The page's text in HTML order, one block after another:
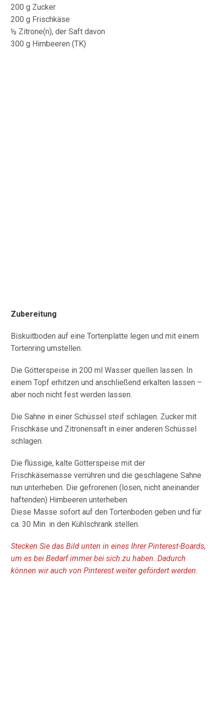
200 g Zucker
200 g Frischkäse
½ Zitrone(n), der Saft davon
300 g Himbeeren (TK)
Zubereitung
Biskuitboden auf eine Tortenplatte legen und mit einem
Tortenring umstellen.
Die Götterspeise in 200 ml Wasser quellen lassen. In
einem Topf erhitzen und anschließend erkalten lassen –
aber noch nicht fest werden lassen.
Die Sahne in einer Schüssel steif schlagen. Zucker mit
Frischkäse und Zitronensaft in einer anderen Schüssel
schlagen.
Die flüssige, kalte Götterspeise mit der
Frischkäsemasse verrühren und die geschlagene Sahne
nun unterheben. Die gefrorenen (losen, nicht aneinander
haftenden) Himbeeren unterheben.
Diese Masse sofort auf den Tortenboden geben und für
ca. 30 Min. in den Kühlschrank stellen.
Stecken Sie das Bild unten in eines Ihrer Pinterest-Boards,
um es bei Bedarf immer bei sich zu haben. Dadurch
können wir auch von Pinterest weiter gefördert werden.